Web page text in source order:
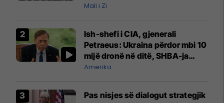
Mali i Zi
Ish-shefi i CIA, gjenerali
Petraeus: Ukraina përdor mbi 10
mijë dronë në ditë, SHBA-ja
mbetet shumë prapa në
Amerika
Pas nisjes së dialogut strategjik